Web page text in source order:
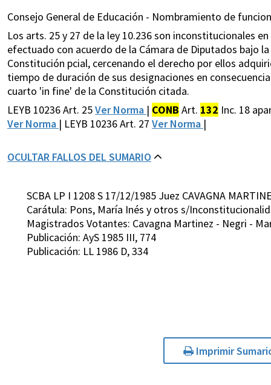
Consejo General de Educación - Nombramiento de
Los arts. 25 y 27 de la ley 10.236 son inconstitucionales
efectuado con acuerdo de la Cámara de Diputados bajo
Constitución pcial, cercenando el derecho por ellos
tiempo de duración de sus designaciones en
cuarto 'in fine' de la Constitución citada.
LEYB 10236 Art. 25Ver Norma | CONB Art. 132 Inc. 18
Ver Norma | LEYB 10236 Art. 27 Ver Norma |
OCULTAR FALLOS DEL SUMARIO
SCBA LP I 1208 S 17/12/1985 Juez CAVAGNA
Carátula: Pons, María Inés y otros s/
Magistrados Votantes: Cavagna Martinez - Negri -
Publicación: AyS 1985 III, 774
Publicación: LL 1986 D, 334
Imprimir